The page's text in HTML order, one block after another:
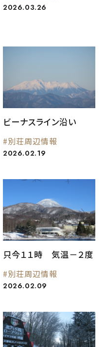
2026.03.26
ビーナスライン沿い
#別荘周辺情報
2026.02.19
只今１１時 気温－２度
#別荘周辺情報
2026.02.09